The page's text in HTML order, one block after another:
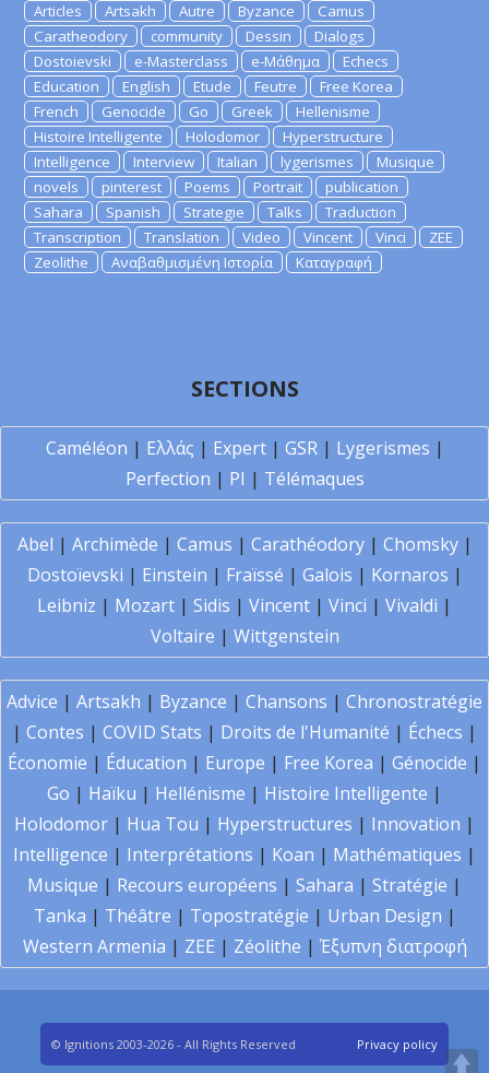
Articles Artsakh Autre Byzance
Camus
Caratheodory
community Dessin
Dialogs
Dostoievski
e-Masterclass e-Μάθημα
Echecs
Education
English Etude Feutre
Free Korea
French
Genocide Go Greek
Hellenisme
Histoire Intelligente
Holodomor
Hyperstructure
Intelligence
Interview Italian lygerismes
Musique
novels
pinterest Poems Portrait
publication
Sahara
Spanish Strategie Talks
Traduction
Transcription
Translation Video Vincent Vinci
ZEE
Zeolithe
Αναβαθμισμένη Ιστορία Καταγραφή
SECTIONS
Caméléon | Ελλάς | Expert| GSR| Lygerismes |
Perfection | PI | Télémaques
Abel | Archimède | Camus | Carathéodory| Chomsky|
Dostoïevski | Einstein | Fraïssé | Galois | Kornaros |
Leibniz | Mozart | Sidis | Vincent | Vinci | Vivaldi |
Voltaire | Wittgenstein
Advice | Artsakh | Byzance | Chansons | Chronostratégie
| Contes | COVID Stats | Droits de l'Humanité | Échecs |
Économie | Éducation | Europe | Free Korea | Génocide |
Go | Haïku | Hellénisme | Histoire Intelligente |
Holodomor | Hua Tou | Hyperstructures | Innovation |
Intelligence | Interprétations | Koan | Mathématiques |
Musique | Recours européens | Sahara | Stratégie |
Tanka | Théâtre | Topostratégie | Urban Design |
Western Armenia | ZEE | Zéolithe | Έξυπνη διατροφή
© Ignitions 2003-2026 - All Rights Reserved Privacy policy